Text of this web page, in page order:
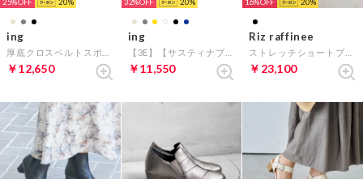
25% 20
ing
￥12,650
32% 20
ing
￥11,550
16% 20
Riz raffinee
￥23,100